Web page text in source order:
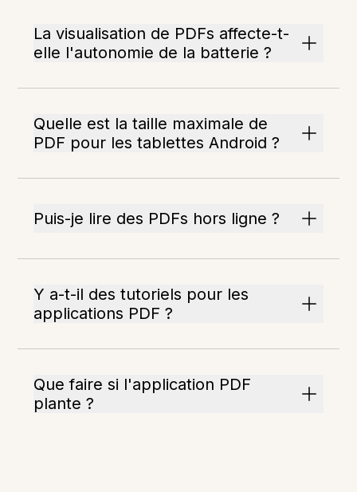
La visualisation de PDFs affecte-t-
elle l'autonomie de la batterie ?
Quelle est la taille maximale de
PDF pour les tablettes Android ?
Puis-je lire des PDFs hors ligne ?
Y a-t-il des tutoriels pour les
applications PDF ?
Que faire si l'application PDF
plante ?